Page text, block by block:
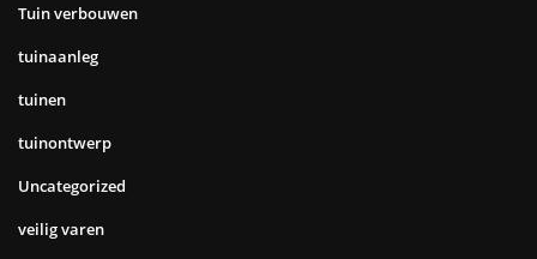
Tuin verbouwen
tuinaanleg
tuinen
tuinontwerp
Uncategorized
veilig varen